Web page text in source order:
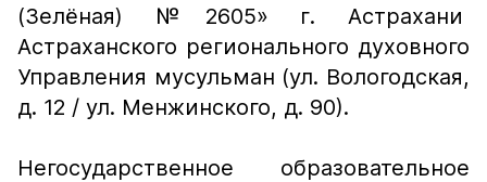
(Зелёная) №2605» г. Астрахани
Астраханского регионального духовного
Управления мусульман (ул. Вологодская,
д. 12 / ул. Менжинского, д. 90).
Негосударственное образовательное